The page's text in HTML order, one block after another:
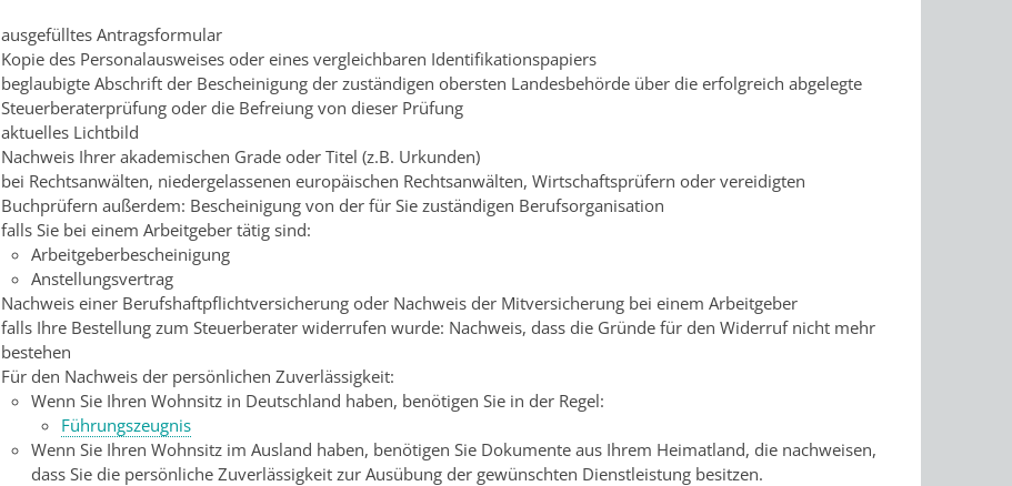
ausgefülltes Antragsformular
Kopie des Personalausweises oder eines vergleichbaren Identifikationspapiers
beglaubigte Abschrift der Bescheinigung der zuständigen obersten Landesbehörde über die erfolgreich abgelegte
Steuerberaterprüfung oder die Befreiung von dieser Prüfung
aktuelles Lichtbild
Nachweis Ihrer akademischen Grade oder Titel (z.B. Urkunden)
bei Rechtsanwälten, niedergelassenen europäischen Rechtsanwälten, Wirtschaftsprüfern oder vereidigten
Buchprüfern außerdem: Bescheinigung von der für Sie zuständigen Berufsorganisation
falls Sie bei einem Arbeitgeber tätig sind:
Arbeitgeberbescheinigung
Anstellungsvertrag
Nachweis einer Berufshaftpflichtversicherung oder Nachweis der Mitversicherung bei einem Arbeitgeber
falls Ihre Bestellung zum Steuerberater widerrufen wurde: Nachweis, dass die Gründe für den Widerruf nicht mehr
bestehen
Für den Nachweis der persönlichen Zuverlässigkeit:
Wenn Sie Ihren Wohnsitz in Deutschland haben, benötigen Sie in der Regel:
Führungszeugnis
Wenn Sie Ihren Wohnsitz im Ausland haben, benötigen Sie Dokumente aus Ihrem Heimatland, die nachweisen,
dass Sie die persönliche Zuverlässigkeit zur Ausübung der gewünschten Dienstleistung besitzen.